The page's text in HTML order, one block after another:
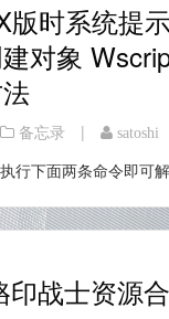
版时系统提
对象
备忘录 | satoshi
行下面两条命令即可
印战士资源